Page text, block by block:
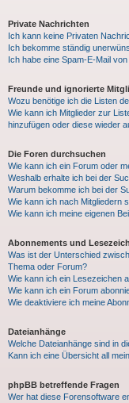
Private Nachrichten
Ich kann keine Privaten
Ich bekomme ständig
Ich habe eine Spam-E-Mail
Freunde und ignorierte
Wozu benötige ich die Listen
Wie kann ich Mitglieder zur
hinzufügen oder diese wieder
Die Foren durchsuchen
Wie kann ich ein Forum oder
Weshalb erhalte ich bei der
Warum bekomme ich bei der
Wie kann ich nach Mitgliedern
Wie kann ich meine eigenen
Abonnements und
Was ist der Unterschied
Thema oder Forum?
Wie kann ich ein Lesezeichen
Wie kann ich ein Forum
Wie deaktiviere ich meine
Dateianhänge
Welche Dateianhänge sind in
Kann ich eine Übersicht all
phpBB betreffende Fragen
Wer hat diese Forensoftware